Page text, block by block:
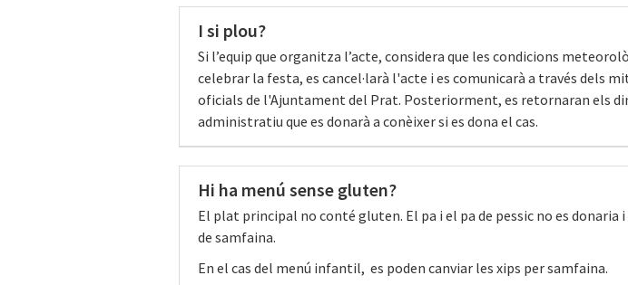
I si plou?
Si l’equip que organitza l’acte, considera que les condicions
celebrar la festa, es cancel·larà l'acte i es comunicarà a través dels
oficials de l'Ajuntament del Prat. Posteriorment, es retornaran els
administratiu que es donarà a conèixer si es dona el cas.
Hi ha menú sense gluten?
El plat principal no conté gluten. El pa i el pa de pessic no es donaria
de samfaina.
En el cas del menú infantil, es poden canviar les xips per samfaina.